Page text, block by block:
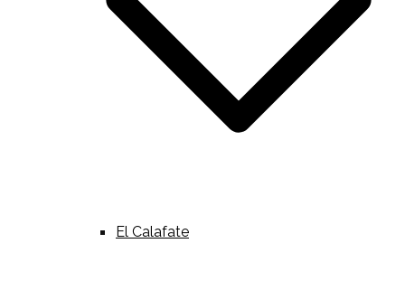
El Calafate